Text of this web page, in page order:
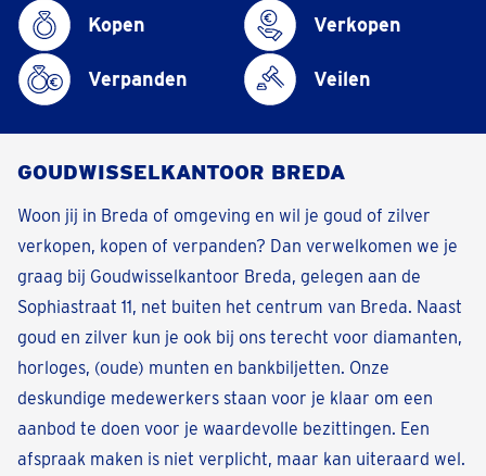
Kopen Verkopen
Verpanden Veilen
GOUDWISSELKANTOOR BREDA
Woon jij in Breda of omgeving en wil je goud of zilver
verkopen, kopen of verpanden? Dan verwelkomen we je
graag bij Goudwisselkantoor Breda, gelegen aan de
Sophiastraat 11, net buiten het centrum van Breda. Naast
goud en zilver kun je ook bij ons terecht voor diamanten,
horloges, (oude) munten en bankbiljetten. Onze
deskundige medewerkers staan voor je klaar om een
aanbod te doen voor je waardevolle bezittingen. Een
afspraak maken is niet verplicht, maar kan uiteraard wel.